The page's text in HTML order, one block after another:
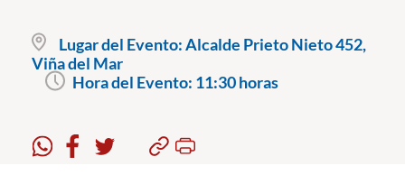
Pregrado
Postgrado
Formación Continua
Lugar del Evento:Alcalde Prieto Nieto 452,
Viña del Mar
Hora del Evento: 11:30 horas